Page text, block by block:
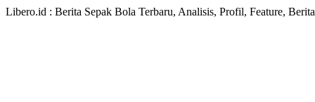
Libero.id : Berita Sepak Bola Terbaru, Analisis, Profil, Feature,